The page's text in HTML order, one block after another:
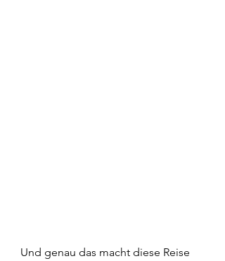
Und genau das macht diese Reise